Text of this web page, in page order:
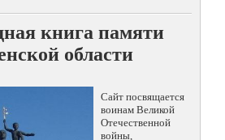
книга памяти
области
Сайт посвящается
воинам Великой
Отечественной
войны,